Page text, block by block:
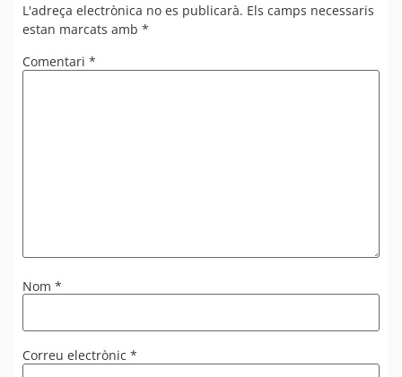
L'adreça electrònica no es publicarà. Els camps necessaris
estan marcats amb *
Comentari *
Nom *
Correu electrònic *